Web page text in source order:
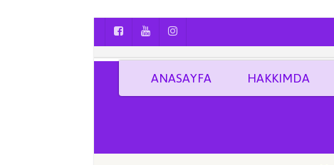
AYÇA OĞUŞ || YOGA | BOZCAADA | FOTOĞRAF
ANASAYFA HAKKIMDA